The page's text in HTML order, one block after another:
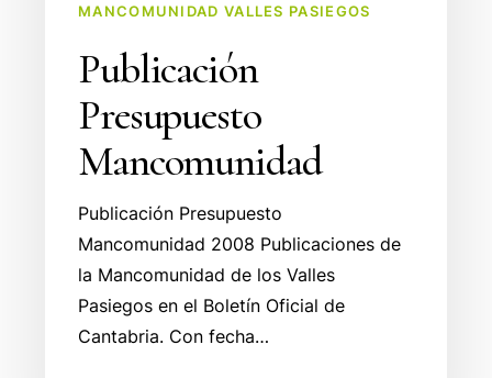
MANCOMUNIDAD VALLES PASIEGOS
Publicación
Presupuesto
Mancomunidad
Publicación Presupuesto
Mancomunidad 2008 Publicaciones de
la Mancomunidad de los Valles
Pasiegos en el Boletín Oficial de
Cantabria. Con fecha…